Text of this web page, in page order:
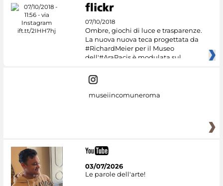
07/10/2018
Ombre, giochi di luce e trasparenze.
La nuova nuova teca progettata da
#RichardMeier per il Museo
dell'#AraPacis è modulata sul
museiincomuneroma
03/07/2026
Le parole dell'arte!